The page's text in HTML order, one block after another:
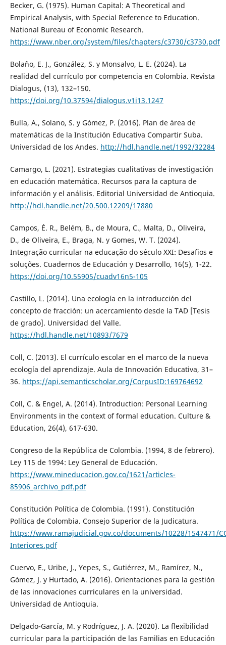
Becker, G. (1975). Human Capital: A Theoretical and
Empirical Analysis, with Special Reference to Education.
National Bureau of Economic Research.
https://www.nber.org/system/files/chapters/c3730/c3730.pdf
Bolaño, E. J., González, S. y Monsalvo, L. E. (2024). La
realidad del currículo por competencia en Colombia. Revista
Dialogus, (13), 132–150.
https://doi.org/10.37594/dialogus.v1i13.1247
Bulla, A., Solano, S. y Gómez, P. (2016). Plan de área de
matemáticas de la Institución Educativa Compartir Suba.
Universidad de los Andes. http://hdl.handle.net/1992/32284
Camargo, L. (2021). Estrategias cualitativas de investigación
en educación matemática. Recursos para la captura de
información y el análisis. Editorial Universidad de Antioquia.
http://hdl.handle.net/20.500.12209/17880
Campos, É. R., Belém, B., de Moura, C., Malta, D., Oliveira,
D., de Oliveira, E., Braga, N. y Gomes, W. T. (2024).
Integração curricular na educação do século XXI: Desafios e
soluções. Cuadernos de Educación y Desarrollo, 16(5), 1-22.
https://doi.org/10.55905/cuadv16n5-105
Castillo, L. (2014). Una ecología en la introducción del
concepto de fracción: un acercamiento desde la TAD [Tesis
de grado]. Universidad del Valle.
https://hdl.handle.net/10893/7679
Coll, C. (2013). El currículo escolar en el marco de la nueva
ecología del aprendizaje. Aula de Innovación Educativa, 31–
36. https://api.semanticscholar.org/CorpusID:169764692
Coll, C. & Engel, A. (2014). Introduction: Personal Learning
Environments in the context of formal education. Culture &
Education, 26(4), 617-630.
Congreso de la República de Colombia. (1994, 8 de febrero).
Ley 115 de 1994: Ley General de Educación.
https://www.mineducacion.gov.co/1621/articles-
85906_archivo_pdf.pdf
Constitución Política de Colombia. (1991). Constitución
Política de Colombia. Consejo Superior de la Judicatura.
https://www.ramajudicial.gov.co/documents/10228/1547471/
Interiores.pdf
Cuervo, E., Uribe, J., Yepes, S., Gutiérrez, M., Ramírez, N.,
Gómez, J. y Hurtado, A. (2016). Orientaciones para la gestión
de las innovaciones curriculares en la universidad.
Universidad de Antioquia.
Delgado-García, M. y Rodríguez, J. A. (2020). La flexibilidad
curricular para la participación de las Familias en Educación